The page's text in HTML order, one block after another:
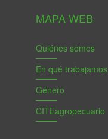
MAPA WEB
Quiénes somos
En qué trabajamos
Género
CITEagropecuario